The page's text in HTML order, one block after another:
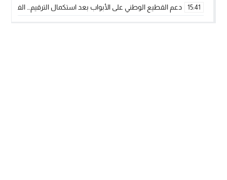
15:41 دعم القطيع الوطني على الأبواب بعد استكمال الترقيم…